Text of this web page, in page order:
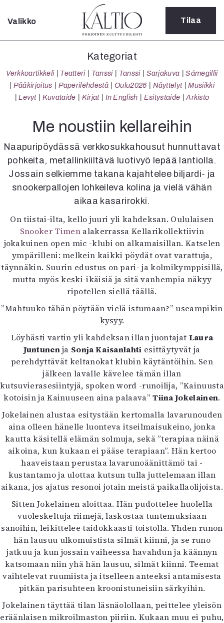
Sulje
Kategoriat
Verkkoartikkeli
Teatteri
Tanssi
Sarjakuva
Sámegillii
Pääkirjoitus
Paperilehdestä
Oulu2026
Näyttelyt
Musiikki
Levyt
Kuvataide
Kirjat
In English
Esitystaide
Arkisto
Lehdet
4/2026
2–3/2026
1/2026
6/2025
5/2025 saame
5/2025
Lehtiarkisto
Tilaus ja irtonumerot
Yhteistyössä
Toimitus
Mediatiedot
Kaltio ry
Valikko Tilaa
Kategoriat
Verkkoartikkeli Teatteri Tanssi Tanssi Sarjakuva
Sámegillii
Pääkirjoitus
Paperilehdestä Oulu2026 Näyttelyt
Musiikki
Levyt
Kuvataide Kirjat In English Esitystaide Arkisto
Me noustiin kellareihin
Naapuripöydässä verkkosukkahousut hunnuttavat
pohkeita, metallinkiiltävä luotivyö lepää lantiolla.
Jossain selkiemme takana kajahtelee biljardi- ja
snookerpallojen lohkeileva kolina ja vielä vähän
aikaa kasarirokki.
On tiistai-ilta, kello juuri yli kahdeksan. Oululaisen
Snooker Timenalakerrassa Kellarikollektiivin
jokakuinen open mic -klubi on alkamaisillan. Katselen
ympärilleni: melkein kaikki pöydät ovat varattuja,
täynnäkin. Suurin edustus on pari- ja kolmikymppisillä,
mutta myös keski-ikäisiä ja sitä vanhempia näkyy
ripotellen siellä täällä.
”Mahtuuko tähän pöytään vielä istumaan?” useampikin
kysyy.
Löyhästi vartin yli kahdeksan illan juontajat Laura
Juntunenja Sonja Kaisanlahti esittäytyvät ja
perehdyttävät keltanokat klubin käytäntöihin. Sen
jälkeen lavalle kävelee tämän illan
kutsuvierasesiintyjä, spoken word -runoilija, ”Kainuusta
kotoisin ja Kainuuseen aina palaava”Tiina Jokelainen.
Jokelainen alustaa esitystään kertomalla lavarunouden
aina olleen hänelle luonteva itseilmaisukeino, jonka
kautta käsitellä elämän solmuja, sekä ”terapiaa näinä
aikoina, kun kukaan ei pääse terapiaan”. Hän kertoo
haaveistaan perustaa lavarunoäänittämö tai -
kustantamo ja ulottaa kutsun tulla juttelemaan illan
aikana, jos ajatus resonoi jotain meistä paikallaolijoista.
Sitten Jokelainen aloittaa. Hän pudottelee huolella
vuoleskeltuja riimejä, laskostaa tuntemuksiaan
sanoihin, leikittelee taidokkaasti toistolla. Yhden runon
hän lausuu ulkomuistista silmät kiinni, ja se runo
jatkuu ja kun jossain vaiheessa havahdun ja käännyn
katsomaan niin yhä hän lausuu, silmät kiinni. Teemat
vaihtelevat ruumiista ja itselleen anteeksi antamisesta
pitkän parisuhteen kroonistuneisiin särkyihin.
Jokelainen täyttää tilan läsnäolollaan, peittelee yleisön
eräänlaisen mikroilmaston piiriin. Kukaan muu ei puhu,